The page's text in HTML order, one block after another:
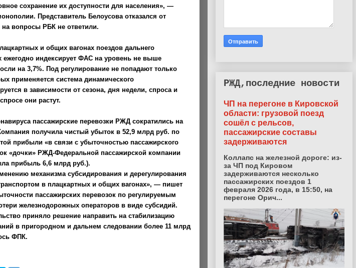
сохранение их доступности для населения», —
Представитель Белоусова отказался от
вопросы РБК не ответили.
и общих вагонах поездов дальнего
ежегодно индексирует ФАС на уровень не выше
на 3,7%. Под регулирование не попадают только
применяется система динамического
в зависимости от сезона, дня недели, спроса и
они растут.
пассажирские перевозки РЖД сократились на
получила чистый убыток в 52,9 млрд руб. по
прибыли «в связи с убыточностью пассажирского
«дочки» РЖД-Федеральной пассажирской компании
прибыль 6,6 млрд руб.).
механизма субсидирования и дерегулирования
в плацкартных и общих вагонах», — пишет
пассажирских перевозок по регулируемым
железнодорожных операторов в виде субсидий.
приняло решение направить на стабилизацию
в пригородном и дальнем следовании более 11 млрд
ФПК.
РЖД,последние новости
ЧП на перегоне в Кировской
области: грузовой поезд
сошёл с рельсов,
пассажирские составы
задерживаются
Коллапс на железной дороге: из-
за ЧП под Кировом
задерживаются несколько
пассажирских поездов 1
февраля 2026 года, в 15:50, на
перегоне Орич...